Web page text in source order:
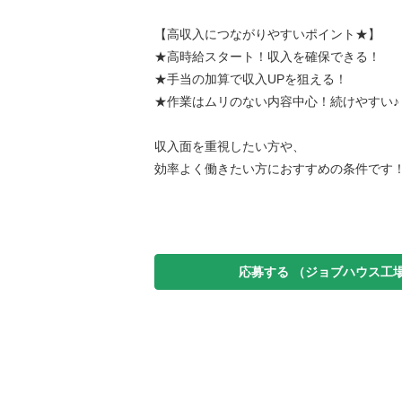
【高収入につながりやすいポイント★】
★高時給スタート！収入を確保できる！
★手当の加算で収入UPを狙える！
★作業はムリのない内容中心！続けやすい♪
収入面を重視したい方や、
効率よく働きたい方におすすめの条件です
応募する （ジョブハウス工